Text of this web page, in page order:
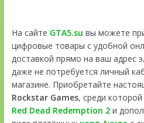
На сайте GTA5.su вы можете
цифровые товары с удобной
доставкой прямо на ваш адрес
даже не потребуется личный
магазине. Приобретайте
Rockstar Games, среди которой
Red Dead Redemption 2и